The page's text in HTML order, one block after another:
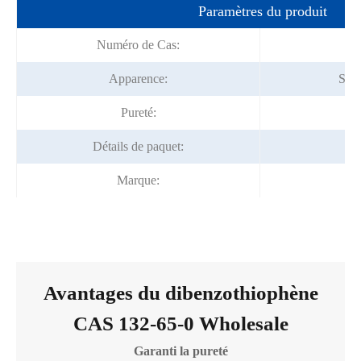
Paramètres du produit
Numéro de Cas:
Apparence:
Pureté:
Détails de paquet:
Marque:
Avantages du dibenzothiophène
CAS 132-65-0 Wholesale
Garanti la pureté